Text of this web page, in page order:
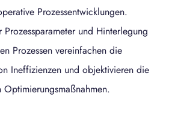
Prozessentwicklungen.
Prozessparameter und Hinterlegung
Prozessen vereinfachen die
Ineffizienzen und objektivieren die
Optimierungsmaßnahmen.